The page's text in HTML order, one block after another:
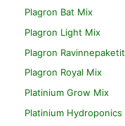
Plagron Bat Mix
Plagron Light Mix
Plagron Ravinnepaketit
Plagron Royal Mix
Platinium Grow Mix
Platinium Hydroponics